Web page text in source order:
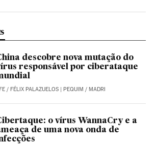
Brasil en Twitter
El País Brasil en Instagram
El País Brasil en Facebook
descobre nova mutação do
responsável por ciberataque
/ FÉLIX PALAZUELOS | PEQUIM / MADRI
o vírus WannaCry e a
de uma nova onda de